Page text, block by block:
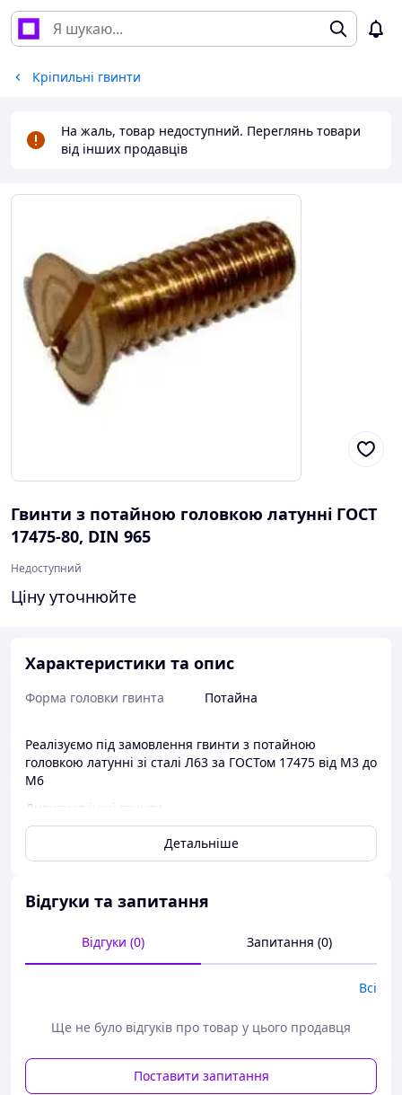
Кріпильні гвинти
На жаль, товар недоступний. Переглянь товари
від інших продавців
Гвинти з потайною головкою латунні ГОСТ
17475-80, DIN 965
Недоступний
Ціну уточнюйте
Характеристики та опис
Форма головки гвинта Потайна
Реалізуємо під замовлення гвинти з потайною
головкою латунні зі сталі Л63 за ГОСТом 17475 від М3 до
М6
Дивитися інші гвинти
Детальніше
Відгуки та запитання
Відгуки (0) Запитання (0)
Всі
Ще не було відгуків про товар у цього продавця
Поставити запитання